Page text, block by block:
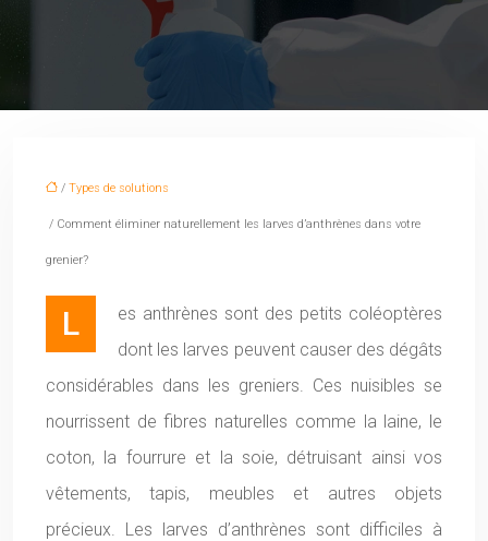
/ Types de solutions
/ Comment éliminer naturellement les larves d’anthrènes dans votre
grenier?
Les anthrènes sont des petits coléoptères
dont les larves peuvent causer des dégâts
considérables dans les greniers. Ces nuisibles se
nourrissent de fibres naturelles comme la laine, le
coton, la fourrure et la soie, détruisant ainsi vos
vêtements, tapis, meubles et autres objets
précieux. Les larves d’anthrènes sont difficiles à